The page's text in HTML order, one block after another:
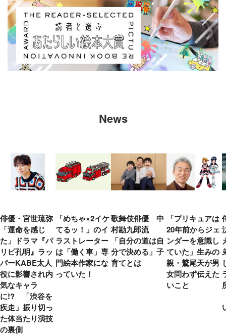
News
俳優・宮世琉弥
「運命を感じ
た」ドラマ『パ
リピ孔明』ラッ
パーKABE太人
役に影響され内
気なキャラ
に!? 「渋谷を
疾走」振り切っ
た体当たり演技
の裏側
「めちゃ×2イケ
てるッ！」のイ
ラストレーター
は「働く車」専
門絵本作家にな
っていた！
歌舞伎俳優 中
村勘九郎流
「自分の道は自
分で決める」子
育てとは
「プリキュアは
20年前からジェ
ンダーを意識し
ていた」生みの
親・鷲尾天が男
女問わず伝えた
いこと